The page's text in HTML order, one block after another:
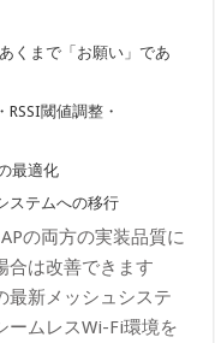
くまで「お願い」であ
閾値調整・
最適化
ステムへの移行
の両方の実装品質に
合は改善できます
最新メッシュシステ
ームレスWi-Fi環境を